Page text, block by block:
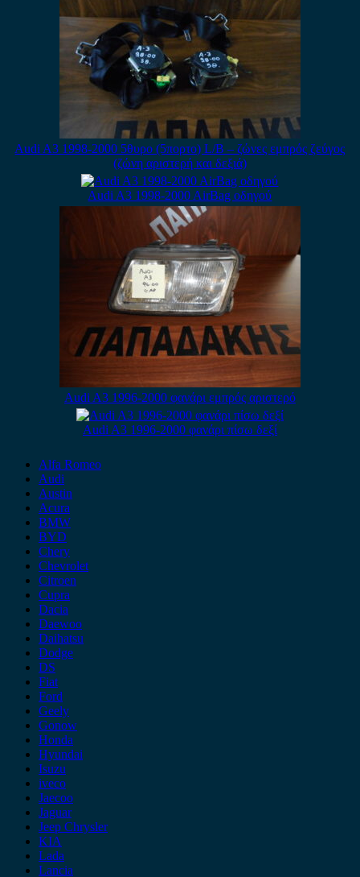
Audi A3 1998-2000 5θυρο (5πορτο) L/B – ζώνες εμπρός ζεύγος
(ζώνη αριστερή και δεξιά)
Audi A3 1998-2000 AirBag οδηγού
Audi A3 1996-2000 φανάρι εμπρός αριστερό
Audi A3 1996-2000 φανάρι πίσω δεξί
Alfa Romeo
Audi
Austin
Acura
BMW
BYD
Chery
Chevrolet
Citroen
Cupra
Dacia
Daewoo
Daihatsu
Dodge
DS
Fiat
Ford
Geely
Gonow
Honda
Hyundai
Isuzu
iveco
Jaecoo
Jaguar
Jeep Chrysler
KIA
Lada
Lancia